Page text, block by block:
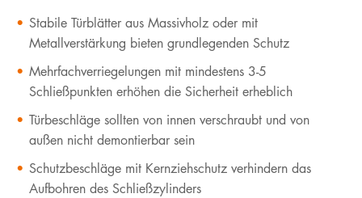
Stabile Türblätter aus Massivholz oder mit
Metallverstärkung bieten grundlegenden Schutz
Mehrfachverriegelungen mit mindestens 3-5
Schließpunkten erhöhen die Sicherheit erheblich
Türbeschläge sollten von innen verschraubt und von
außen nicht demontierbar sein
Schutzbeschläge mit Kernziehschutz verhindern das
Aufbohren des Schließzylinders